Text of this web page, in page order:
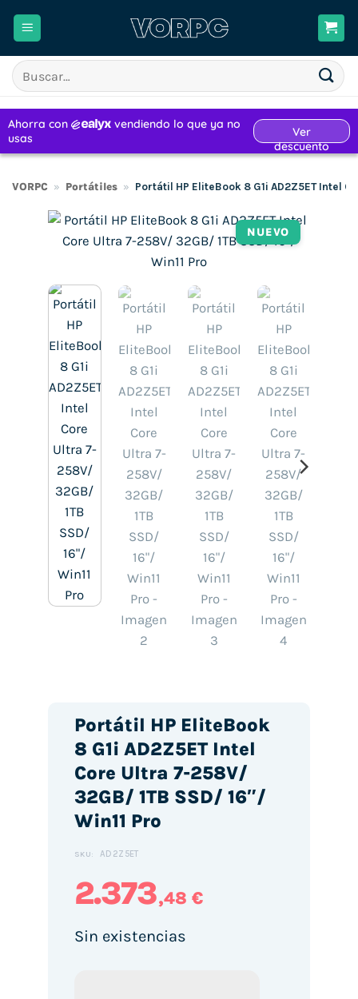
Buscar
por:
VORPC » Portátiles » Portátil HP EliteBook 8 G1i AD2Z5ET Intel
NUEVO
Portátil HP EliteBook
8 G1i AD2Z5ET Intel
Core Ultra 7-258V/
32GB/ 1TB SSD/ 16″/
Win11 Pro
SKU: AD2Z5ET
2.373,48 €
Sin existencias